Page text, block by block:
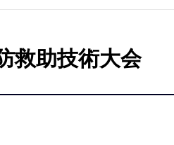
救助技術大会